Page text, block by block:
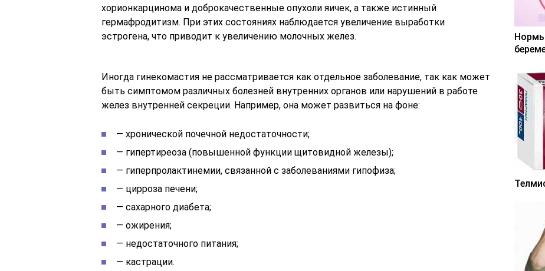
хорионкарцинома и доброкачественные опухоли яичек, а также истинный
гермафродитизм. При этих состояниях наблюдается увеличение выработки
эстрогена, что приводит к увеличению молочных желез.
Иногда гинекомастия не рассматривается как отдельное заболевание, так как может
быть симптомом различных болезней внутренних органов или нарушений в работе
желез внутренней секреции. Например, она может развиться на фоне:
— хронической почечной недостаточности;
— гипертиреоза (повышенной функции щитовидной железы);
— гиперпролактинемии, связанной с заболеваниями гипофиза;
— цирроза печени;
— сахарного диабета;
— ожирения;
— недостаточного питания;
— кастрации.